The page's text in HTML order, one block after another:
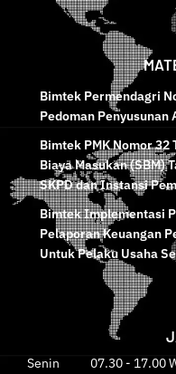
Bimtek Permendagri
Pedoman Penyusunan
Bimtek PMK Nomor 32
Biaya Masukan (SBM)
SKPD dan Instansi
Bimtek Implementasi
Pelaporan Keuangan
Untuk Pelaku Usaha
Senin 07.30 - 17.00